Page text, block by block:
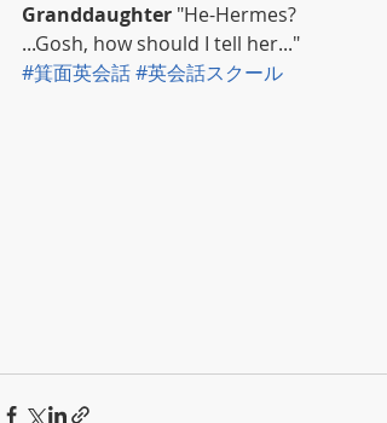
Granddaughter "He-Hermes?
...Gosh, how should I tell her..."
#箕面英会話#英会話スクール